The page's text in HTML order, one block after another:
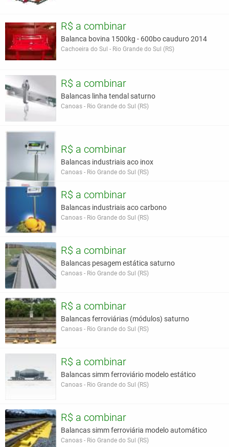
R$ a combinar
Balanca bovina 1500kg - 600bo cauduro 2014
Cachoeira do Sul - Rio Grande do Sul (RS)
R$ a combinar
Balancas linha tendal saturno
Canoas - Rio Grande do Sul (RS)
R$ a combinar
Balancas industriais aco inox
Canoas - Rio Grande do Sul (RS)
R$ a combinar
Balancas industriais aco carbono
Canoas - Rio Grande do Sul (RS)
R$ a combinar
Balancas pesagem estática saturno
Canoas - Rio Grande do Sul (RS)
R$ a combinar
Balancas ferroviárias (módulos) saturno
Canoas - Rio Grande do Sul (RS)
R$ a combinar
Balancas simm ferroviário modelo estático
Canoas - Rio Grande do Sul (RS)
R$ a combinar
Balancas simm ferroviária modelo automático
Canoas - Rio Grande do Sul (RS)